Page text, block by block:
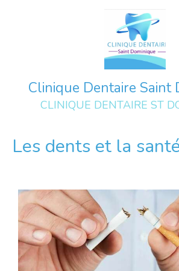
Clinique Dentaire Saint
CLINIQUE DENTAIRE ST
Les dents et la